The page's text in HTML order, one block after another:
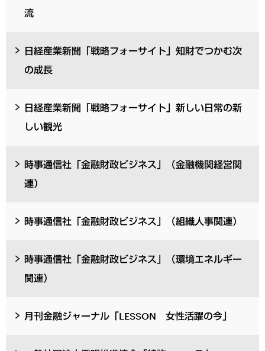
流
日経産業新聞「戦略フォーサイト」知財でつかむ次
の成長
日経産業新聞「戦略フォーサイト」新しい日常の新
しい観光
時事通信社「金融財政ビジネス」（金融機関経営関
連）
時事通信社「金融財政ビジネス」（組織人事関連）
時事通信社「金融財政ビジネス」（環境エネルギー
関連）
月刊金融ジャーナル「LESSON 女性活躍の今」